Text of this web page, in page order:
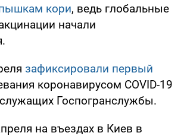
кори, ведь глобальные
начали
зафиксировали первый
коронавирусом COVID-19
Госпогранслужбы.
на въездах в Киев в